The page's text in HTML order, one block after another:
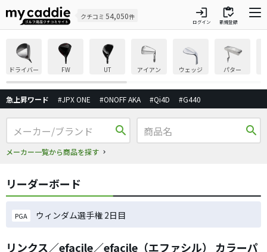
クチコミ 54,050件 login
ログイン
inventory
新規登録
ドライバー FW UT アイアン ウェッジ パター
急上昇ワード #JPX ONE #ONOFF AKA #Qi4D #G440
search
メーカー一覧から商品を探す
search
リーダーボード
PGA ウィンダム選手権 2日目
リンクス／efacile／efacile（エファシル） カラーパ